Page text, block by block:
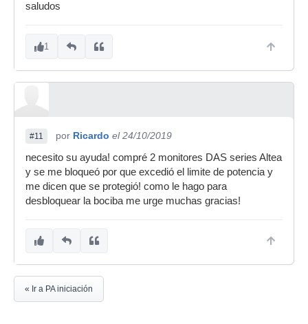
saludos
1
#11 por Ricardo el 24/10/2019
necesito su ayuda! compré 2 monitores DAS series Altea
y se me bloqueó por que excedió el limite de potencia y
me dicen que se protegió! como le hago para
desbloquear la bociba me urge muchas gracias!
« Ir a PA iniciación